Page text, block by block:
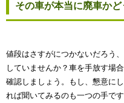
その車が本当に廃車か
値段はさすがにつかないだろう
していませんか？車を手放す場
確認しましょう。もし、懇意に
れば聞いてみるのも一つの手です